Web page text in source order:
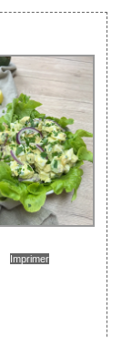
Imprimer